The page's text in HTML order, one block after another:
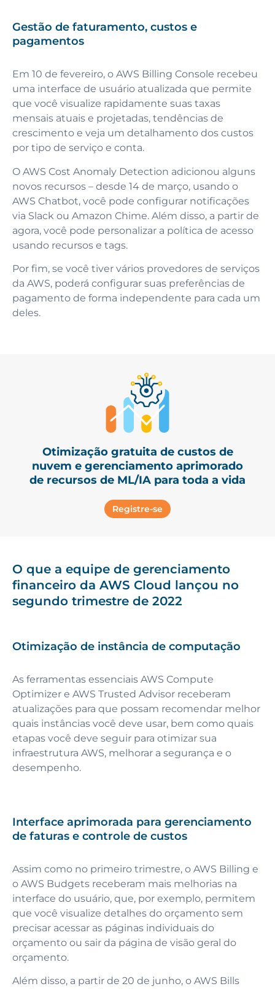
Gestão de faturamento, custos e
pagamentos
Em 10 de fevereiro, o AWS Billing Console recebeu
uma interface de usuário atualizada que permite
que você visualize rapidamente suas taxas
mensais atuais e projetadas, tendências de
crescimento e veja um detalhamento dos custos
por tipo de serviço e conta.
O AWS Cost Anomaly Detection adicionou alguns
novos recursos – desde 14 de março, usando o
AWS Chatbot, você pode configurar notificações
via Slack ou Amazon Chime. Além disso, a partir de
agora, você pode personalizar a política de acesso
usando recursos e tags.
Por fim, se você tiver vários provedores de serviços
da AWS, poderá configurar suas preferências de
pagamento de forma independente para cada um
deles.
Otimização gratuita de custos de
nuvem e gerenciamento aprimorado
de recursos de ML/IA para toda a vida
Registre-se
O que a equipe de gerenciamento
financeiro da AWS Cloud lançou no
segundo trimestre de 2022
Otimização de instância de computação
As ferramentas essenciais AWS Compute
Optimizer e AWS Trusted Advisor receberam
atualizações para que possam recomendar melhor
quais instâncias você deve usar, bem como quais
etapas você deve seguir para otimizar sua
infraestrutura AWS, melhorar a segurança e o
desempenho.
Interface aprimorada para gerenciamento
de faturas e controle de custos
Assim como no primeiro trimestre, o AWS Billing e
o AWS Budgets receberam mais melhorias na
interface do usuário, que, por exemplo, permitem
que você visualize detalhes do orçamento sem
precisar acessar as páginas individuais do
orçamento ou sair da página de visão geral do
orçamento.
Além disso, a partir de 20 de junho, o AWS Bills